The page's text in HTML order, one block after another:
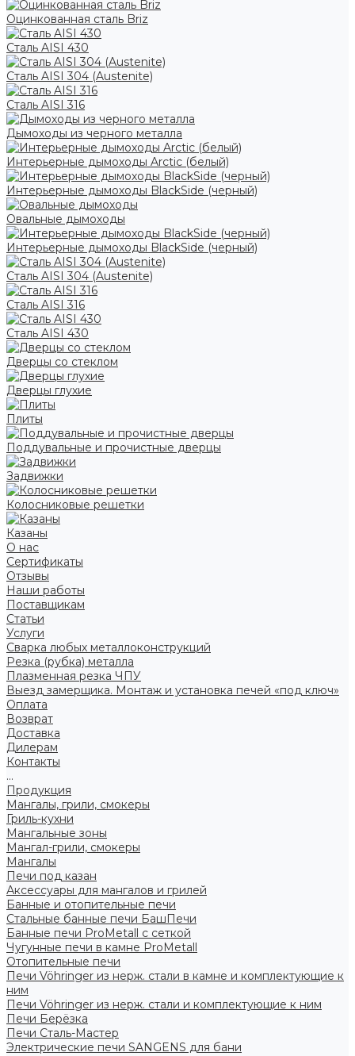
Оцинкованная сталь Briz
Сталь AISI 430
Сталь AISI 304 (Austenite)
Сталь AISI 316
Дымоходы из черного металла
Интерьерные дымоходы Arctic (белый)
Интерьерные дымоходы BlackSide (черный)
Овальные дымоходы
Интерьерные дымоходы BlackSide (черный)
Сталь AISI 304 (Austenite)
Сталь AISI 316
Сталь AISI 430
Дверцы со стеклом
Дверцы глухие
Плиты
Поддувальные и прочистные дверцы
Задвижки
Колосниковые решетки
Казаны
О нас
Сертификаты
Отзывы
Наши работы
Поставщикам
Статьи
Услуги
Сварка любых металлоконструкций
Резка (рубка) металла
Плазменная резка ЧПУ
Выезд замерщика. Монтаж и установка печей «под ключ»
Оплата
Возврат
Доставка
Дилерам
Контакты
...
Продукция
Мангалы, грили, смокеры
Гриль-кухни
Мангальные зоны
Мангал-грили, смокеры
Мангалы
Печи под казан
Аксессуары для мангалов и грилей
Банные и отопительные печи
Стальные банные печи БашПечи
Банные печи ProMetall с сеткой
Чугунные печи в камне ProMetall
Отопительные печи
Печи Vöhringer из нерж. стали в камне и комплектующие к
ним
Печи Vöhringer из нерж. стали и комплектующие к ним
Печи Берёзка
Печи Сталь-Мастер
Электрические печи SANGENS для бани